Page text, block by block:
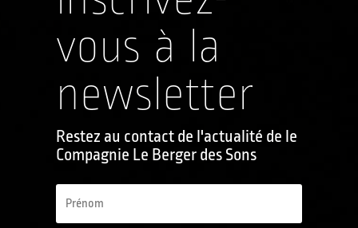
vous à la
newsletter
Restez au contact de l'actualité de le
Compagnie Le Berger des Sons